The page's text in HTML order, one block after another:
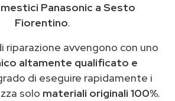
Panasonic a Sesto
Fiorentino.
riparazione avvengono con uno
altamente qualificato e
di eseguire rapidamente i
solo materiali originali 100%.